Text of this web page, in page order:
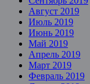
Август 2019
Июль 2019
Июнь 2019
Май 2019
Апрель 2019
Март 2019
Февраль 2019